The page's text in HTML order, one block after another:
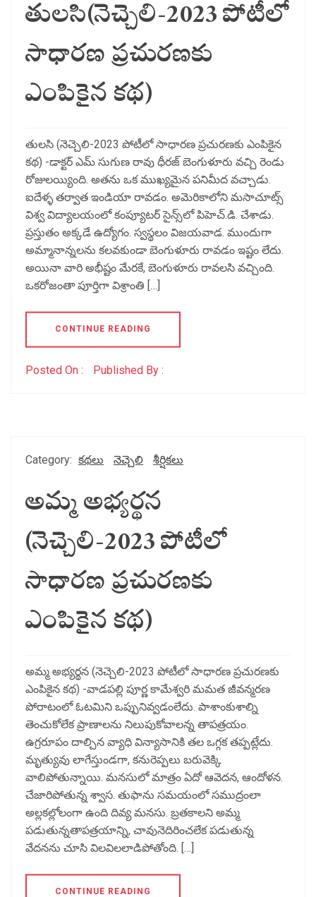
తులసి(నెచ్చెలి-2023 పోటీలో
సాధారణ ప్రచురణకు
ఎంపికైన కథ)
తులసి (నెచ్చెలి-2023 పోటీలో సాధారణ ప్రచురణకు ఎంపికైన
కథ) -డాక్టర్ ఎమ్ సుగుణ రావు ధీరజ్‌ బెంగుళూరు వచ్చి రెండు
రోజులయ్యింది. అతను ఒక ముఖ్యమైన పనిమీద వచ్చాడు.
ఐదేళ్ళ తర్వాత ఇండియా రావడం. అమెరికాలోని మసాచూట్స్‌
విశ్వ విద్యాలయంలో కంప్యూటర్‌ సైన్స్‌లో పిహెచ్‌.డి. చేశాడు.
ప్రస్తుతం అక్కడే ఉద్యోగం. స్వస్థలం విజయవాడ. ముందుగా
అమ్మానాన్నలను కలవకుండా బెంగుళూరు రావడం ఇష్టం లేదు.
అయినా వారి అభీష్టం మేరకే, బెంగుళూరు రావలసి వచ్చింది.
ఒకరోజంతా పూర్తిగా విశ్రాంతి […]
CONTINUE READING
Posted On : Published By :
Category: కథలు నెచ్చెలి శీర్షికలు
అమ్మ అభ్యర్థన
(నెచ్చెలి-2023 పోటీలో
సాధారణ ప్రచురణకు
ఎంపికైన కథ)
అమ్మ అభ్యర్థన (నెచ్చెలి-2023 పోటీలో సాధారణ ప్రచురణకు
ఎంపికైన కథ) -వాడపల్లి పూర్ణ కామేశ్వరి మమత జీవన్మరణ
పోరాటంలో ఓటమిని ఒప్పునివ్వడంలేదు. పాశాంకుశాల్ని
తెంచుకోలేక ప్రాణాలను నిలుపుకోవాలన్న తాపత్రయం.
ఉగ్రరూపం దాల్చిన వ్యాధి విన్యాసానికి తల ఒగ్గక తప్పట్లేదు.
మృత్యువు లాగేస్తుండగా, కనురెప్పలు బరువెక్కి
వాలిపోతున్నాయి. మనసులో మాత్రం ఏదో ఆవెదన, ఆందోళన.
చేజారిపోతున్న శ్వాస. తుఫాను సమయంలో సముద్రంలా
అల్లకల్లోలంగా ఉంది దివ్య మనసు. బ్రతకాలని అమ్మ
పడుతున్నతాపత్రయాన్ని, చావునెదిరించలేక పడుతున్న
వేదనను చూసి విలవిలలాడిపోతోంది. […]
CONTINUE READING